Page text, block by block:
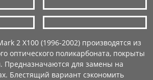
2 X100 (1996-2002) производятся из
оптического поликарбоната, покрыты
Предназначаются для замены на
Блестящий вариант сэкономить